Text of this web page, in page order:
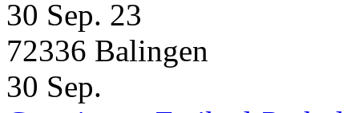
30 Sep. 23
72336 Balingen
30 Sep.